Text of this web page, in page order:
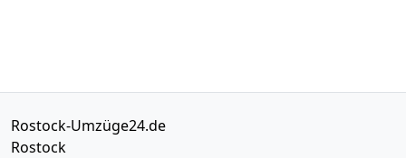
Rostock-Umzüge24.de
Rostock